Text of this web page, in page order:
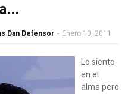
Dan Defensor - Enero 10, 2011
Lo siento
en el
alma pero